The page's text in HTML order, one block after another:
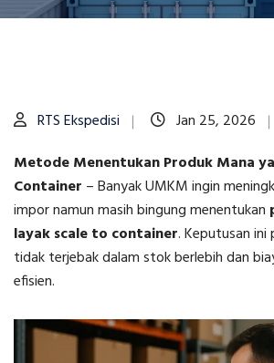
RTS Ekspedisi Jan 25, 2026
Metode Menentukan Produk Mana
Container –Banyak UMKM ingin
impor namun masih bingung menentukan
layak scale to container. Keputusan
tidak terjebak dalam stok berlebih dan
efisien.